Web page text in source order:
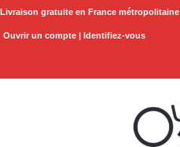
Aller
Livraison gratuite en France métropolitaine
Ouvrir un compte | Identifiez-vous